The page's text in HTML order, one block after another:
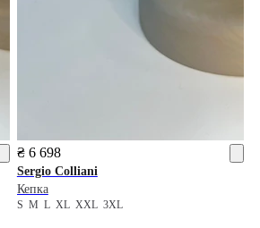
₴ 6 698
Sergio Colliani
Кепка
S M L XL XXL 3XL